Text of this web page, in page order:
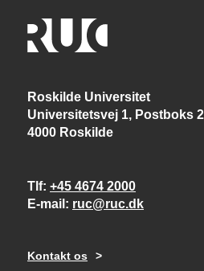
Roskilde Universitet
Universitetsvej 1, Postboks
4000 Roskilde
Tlf +45 4674 2000
E-mail
ruc@ruc.dk
Kontakt os